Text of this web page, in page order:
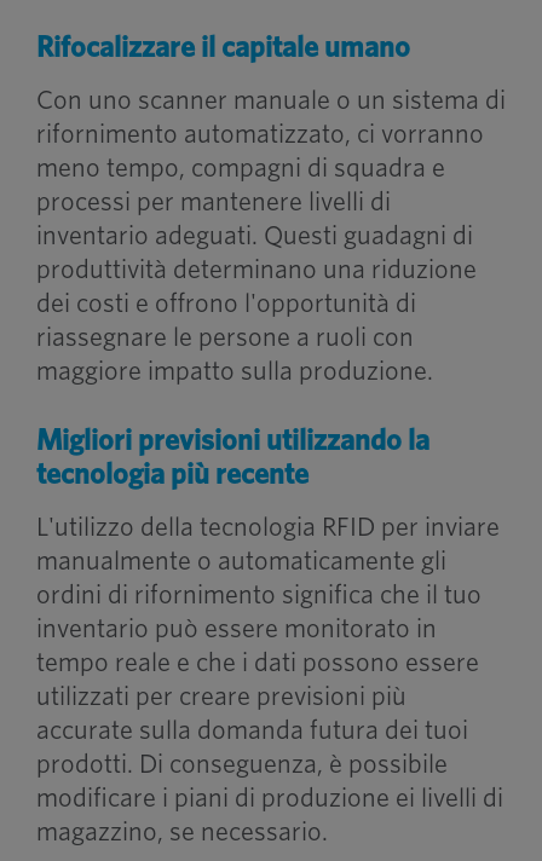
Rifocalizzare il capitale umano
Con uno scanner manuale o un sistema di
rifornimento automatizzato, ci vorranno
meno tempo, compagni di squadra e
processi per mantenere livelli di
inventario adeguati. Questi guadagni di
produttività determinano una riduzione
dei costi e offrono l'opportunità di
riassegnare le persone a ruoli con
maggiore impatto sulla produzione.
Migliori previsioni utilizzando la
tecnologia più recente
L'utilizzo della tecnologia RFID per inviare
manualmente o automaticamente gli
ordini di rifornimento significa che il tuo
inventario può essere monitorato in
tempo reale e che i dati possono essere
utilizzati per creare previsioni più
accurate sulla domanda futura dei tuoi
prodotti. Di conseguenza, è possibile
modificare i piani di produzione ei livelli di
magazzino, se necessario.